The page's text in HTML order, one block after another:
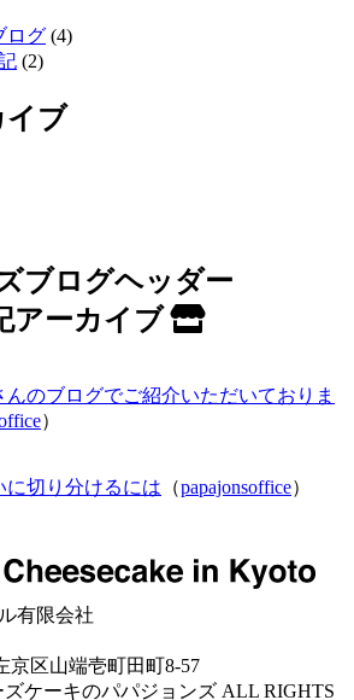
ログ (4)
(2)
イブ
アーカイブ
んのブログでご紹介いただいておりま
）
に切り分けるには （papajonsoffice）
有限会社
京区山端壱町田町8-57
ケーキのパパジョンズ ALL RIGHTS